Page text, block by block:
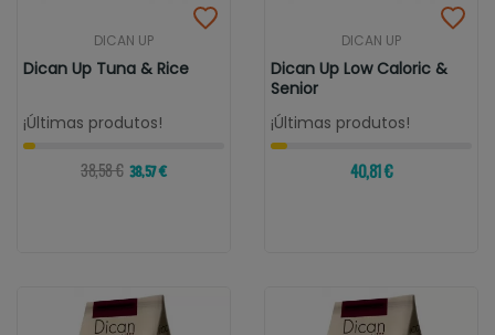
DICAN UP
Dican Up Tuna & Rice
¡Últimas produtos!
38,58 € 38,57 €
DICAN UP
Dican Up Low Caloric &
Senior
¡Últimas produtos!
40,81 €